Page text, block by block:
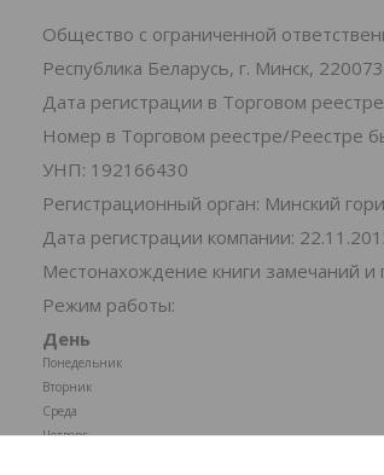
Общество с ограниченной
Республика Беларусь, г. Минск,
Дата регистрации в Торговом
Номер в Торговом реестре/Реестре
УНП: 192166430
Регистрационный орган: Минский
Дата регистрации компании:
Местонахождение книги замечаний
Режим работы:
День
Понедельник
Вторник
Среда
Четверг